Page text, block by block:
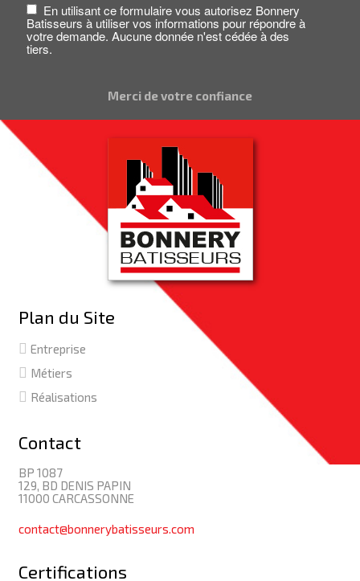
En utilisant ce formulaire vous autorisez Bonnery
Batisseurs à utiliser vos informations pour répondre à
votre demande. Aucune donnée n'est cédée à des
tiers.
Merci de votre confiance
Plan du Site
Entreprise
Métiers
Réalisations
Contact
BP 1087
129, BD DENIS PAPIN
11000 CARCASSONNE
contact@bonnerybatisseurs.com
Certifications